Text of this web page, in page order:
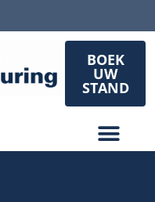
BOEK
UW
STAND